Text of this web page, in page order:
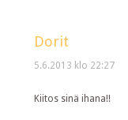
Dorit
5.6.2013 klo 22:27
Kiitos sinä ihana!!